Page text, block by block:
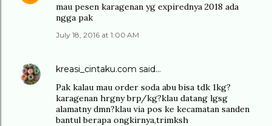
mau pesen karagenan yg expirednya 2018 ada
ngga pak
July 18, 2016 at 1:00 AM
kreasi_cintaku.com said…
Pak kalau mau order soda abu bisa tdk 1kg?
karagenan hrgny brp/kg?klau datang lgsg
alamatny dmn?klau via pos ke kecamatan sanden
bantul berapa ongkirnya,trimksh